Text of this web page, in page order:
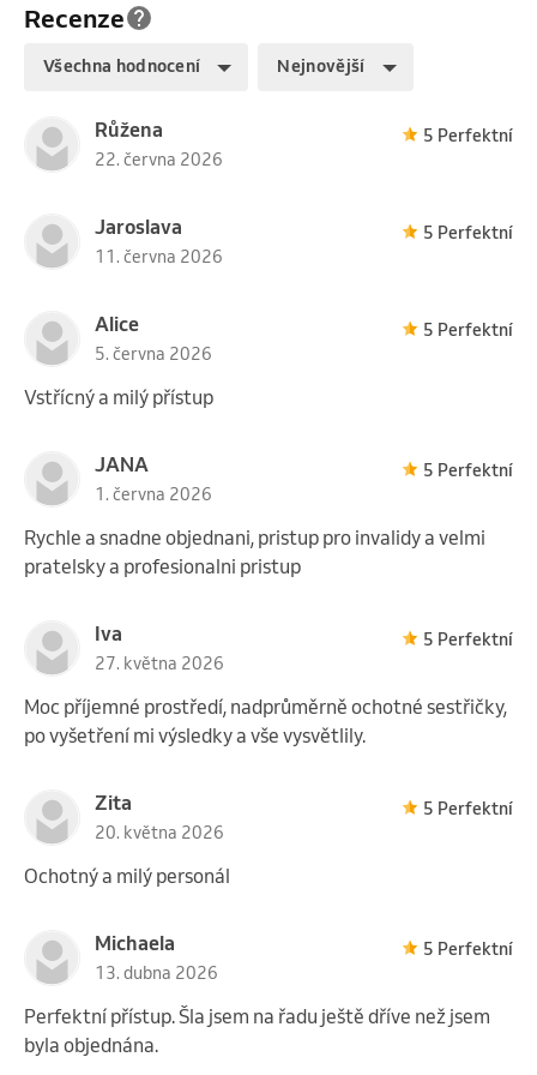
Recenze
Všechna hodnocení Nejnovější
Růžena
22. června 2026
5 Perfektní
Jaroslava
11. června 2026
5 Perfektní
Alice
5. června 2026
5 Perfektní
Vstřícný a milý přístup
JANA
1. června 2026
5 Perfektní
Rychle a snadne objednani, pristup pro invalidy a velmi
pratelsky a profesionalni pristup
Iva
27. května 2026
5 Perfektní
Moc příjemné prostředí, nadprůměrně ochotné sestřičky,
po vyšetření mi výsledky a vše vysvětlily.
Zita
20. května 2026
5 Perfektní
Ochotný a milý personál
Michaela
13. dubna 2026
5 Perfektní
Perfektní přístup. Šla jsem na řadu ještě dříve než jsem
byla objednána.